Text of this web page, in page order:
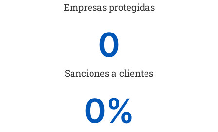
Empresas protegidas
Sanciones a clientes
0
0%